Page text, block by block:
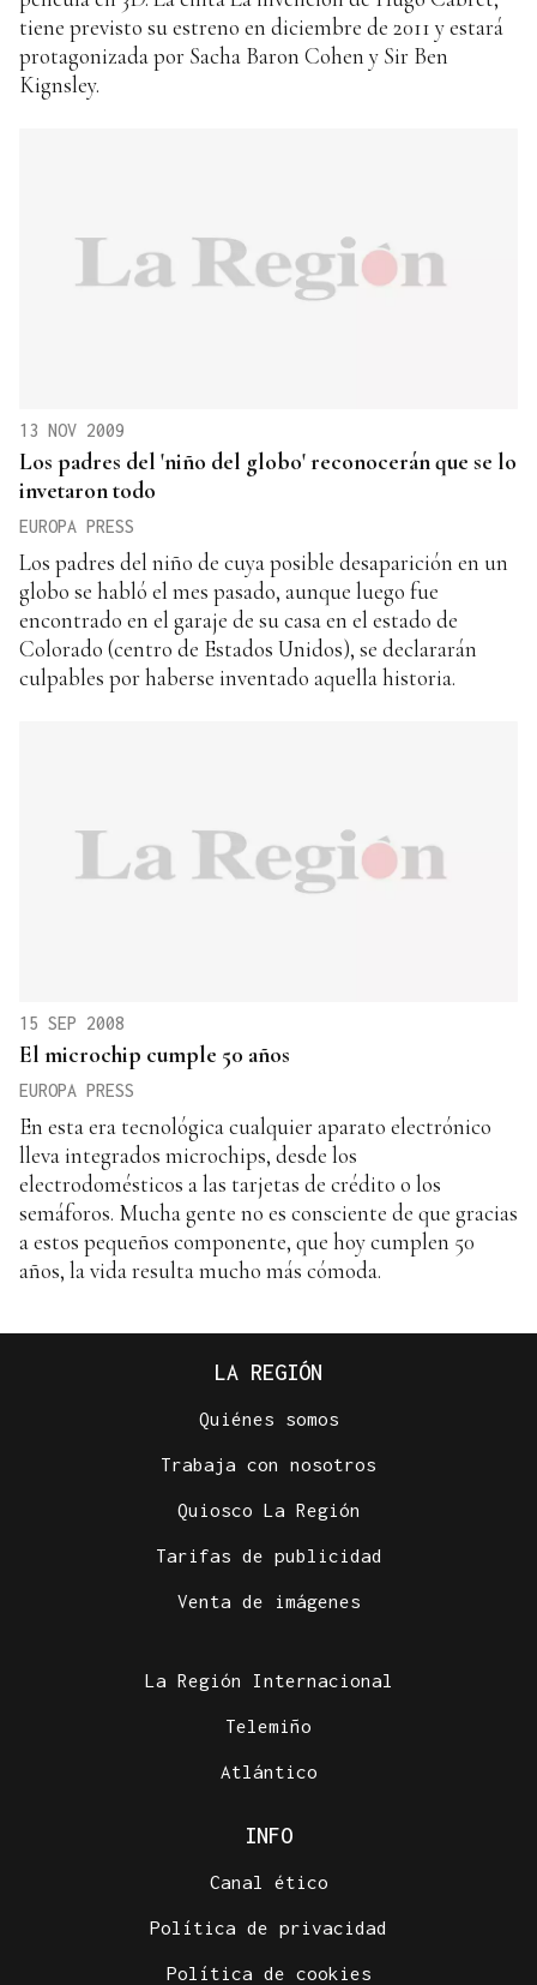
tiene previsto su estreno en diciembre de 2011 y estará
protagonizada por Sacha Baron Cohen y Sir Ben
Kignsley.
13 NOV 2009
Los padres del 'niño del globo' reconocerán que se lo
invetaron todo
EUROPA PRESS
Los padres del niño de cuya posible desaparición en un
globo se habló el mes pasado, aunque luego fue
encontrado en el garaje de su casa en el estado de
Colorado (centro de Estados Unidos), se declararán
culpables por haberse inventado aquella historia.
15 SEP 2008
El microchip cumple 50 años
EUROPA PRESS
En esta era tecnológica cualquier aparato electrónico
lleva integrados microchips, desde los
electrodomésticos a las tarjetas de crédito o los
semáforos. Mucha gente no es consciente de que gracias
a estos pequeños componente, que hoy cumplen 50
años, la vida resulta mucho más cómoda.
LA REGIÓN
Quiénes somos
Trabaja con nosotros
Quiosco La Región
Tarifas de publicidad
Venta de imágenes
La Región Internacional
Telemiño
Atlántico
INFO
Canal ético
Política de privacidad
Política de cookies